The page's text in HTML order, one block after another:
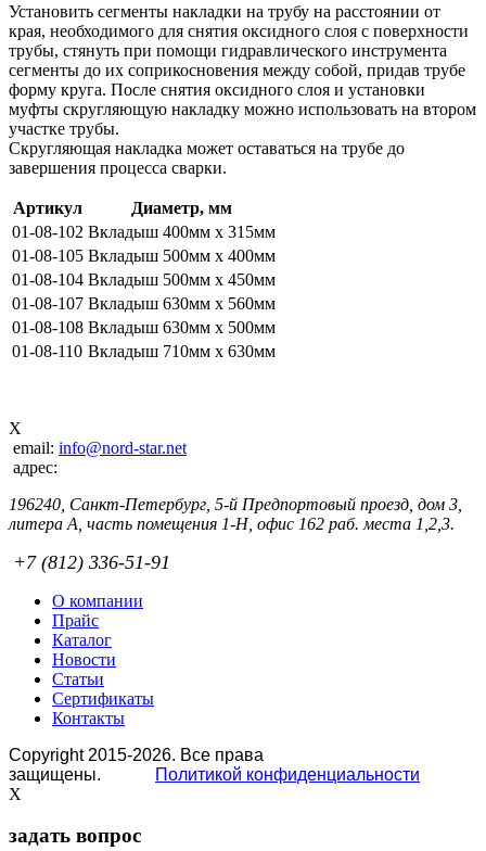
Установить сегменты накладки на трубу на расстоянии от
края, необходимого для снятия оксидного слоя с поверхности
трубы, стянуть при помощи гидравлического инструмента
сегменты до их соприкосновения между собой, придав трубе
форму круга. После снятия оксидного слоя и установки
муфты скругляющую накладку можно использовать на втором
участке трубы.
Скругляющая накладка может оставаться на трубе до
завершения процесса сварки.
Артикул
Диаметр, мм
01-08-102 Вкладыш 400мм x 315мм
01-08-105 Вкладыш 500мм x 400мм
01-08-104 Вкладыш 500мм x 450мм
01-08-107 Вкладыш 630мм x 560мм
01-08-108 Вкладыш 630мм x 500мм
01-08-110 Вкладыш 710мм x 630мм
X
email: info@nord-star.net
адрес:
196240, Санкт-Петербург, 5-й Предпортовый проезд, дом 3,
литера А, часть помещения 1-Н, офис 162 раб. места 1,2,3.
+7 (812) 336-51-91
О компании
Прайс
Каталог
Новости
Статьи
Сертификаты
Контакты
Copyright 2015-2026. Все права
защищены.
Политикой конфиденциальности
X
задать вопрос